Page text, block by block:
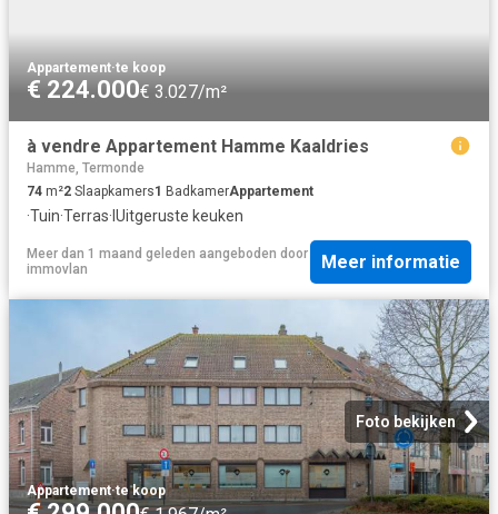
Appartement·te koop
€ 224.000€ 3.027/m²
à vendre Appartement Hamme Kaaldries
Hamme, Termonde
74 m²2 Slaapkamers1 BadkamerAppartement
·Tuin·Terras· IUitgeruste keuken
Meer dan 1 maand geleden aangeboden door
immovlan
Meer informatie
Foto bekijken
Appartement·te koop